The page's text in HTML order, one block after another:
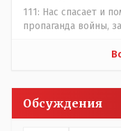
111: Нас спасает и
пропаганда войны,
Обсуждения